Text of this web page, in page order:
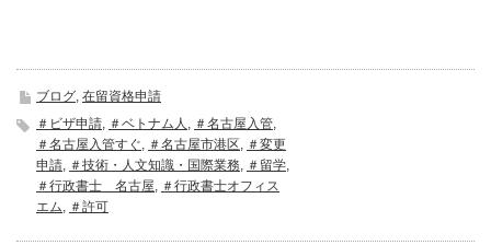
ブログ 在留資格申請
＃ビザ申請
＃ベトナム人 ＃名古屋入管
＃名古屋入管すぐ
＃名古屋市港区
＃変更
申請
＃技術・人文知識・国際業務 ＃留学
＃行政書士 名古屋
＃行政書士オフィス
エム
＃許可